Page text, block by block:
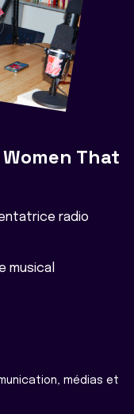
That
radio
musical
médias et